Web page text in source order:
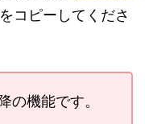
コピーしてくださ
の機能です。